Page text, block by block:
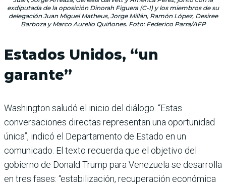
exdiputada de la oposición Dinorah Figuera (C-I) y los miembros de su
delegación Juan Miguel Matheus, Jorge Millán, Ramón López, Desiree
Barboza y Marco Aurelio Quiñones. Foto: Federico Parra/AFP
Estados Unidos, “un
garante”
Washington saludó el inicio del diálogo. “Estas
conversaciones directas representan una oportunidad
única”, indicó el Departamento de Estado en un
comunicado. El texto recuerda que el objetivo del
gobierno de Donald Trump para Venezuela se desarrolla
en tres fases: “estabilización, recuperación económica